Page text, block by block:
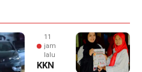
11
jam
lalu
KKN